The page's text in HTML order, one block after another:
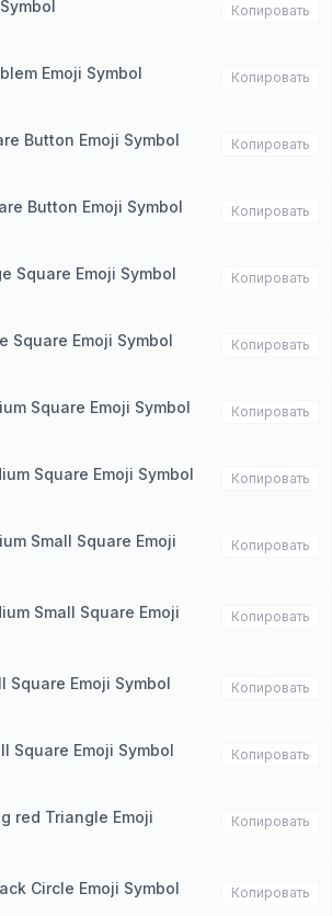
Копировать
Emoji Symbol Копировать
Button Emoji Symbol Копировать
Button Emoji Symbol Копировать
Square Emoji Symbol Копировать
Square Emoji Symbol Копировать
Square Emoji Symbol Копировать
Square Emoji Symbol Копировать
Small Square Emoji
Копировать
Small Square Emoji
Копировать
Square Emoji Symbol Копировать
Square Emoji Symbol Копировать
red Triangle Emoji
Копировать
Circle Emoji Symbol Копировать